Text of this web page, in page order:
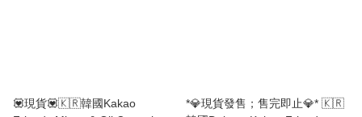
💟現貨💟🇰🇷韓國Kakao
*💎現貨發售；售完即止💎* 🇰🇷